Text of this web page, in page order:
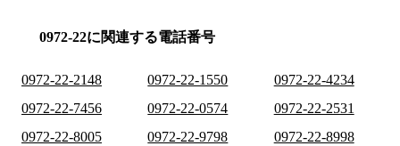
0972-22に関連する電話番号
0972-22-2148 0972-22-1550
0972-22-4234
0972-22-7456
0972-22-0574
0972-22-2531
0972-22-8005
0972-22-9798
0972-22-8998